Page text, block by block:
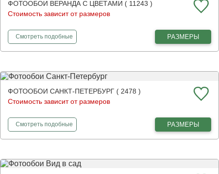
ФОТООБОИ ВЕРАНДА С ЦВЕТАМИ ( 11243 )
Стоимость зависит от размеров
Смотретьфотообои
подобные РАЗМЕРЫ
ФОТООБОИ САНКТ-ПЕТЕРБУРГ ( 2478 )
Стоимость зависит от размеров
Смотретьфотообои
подобные РАЗМЕРЫ